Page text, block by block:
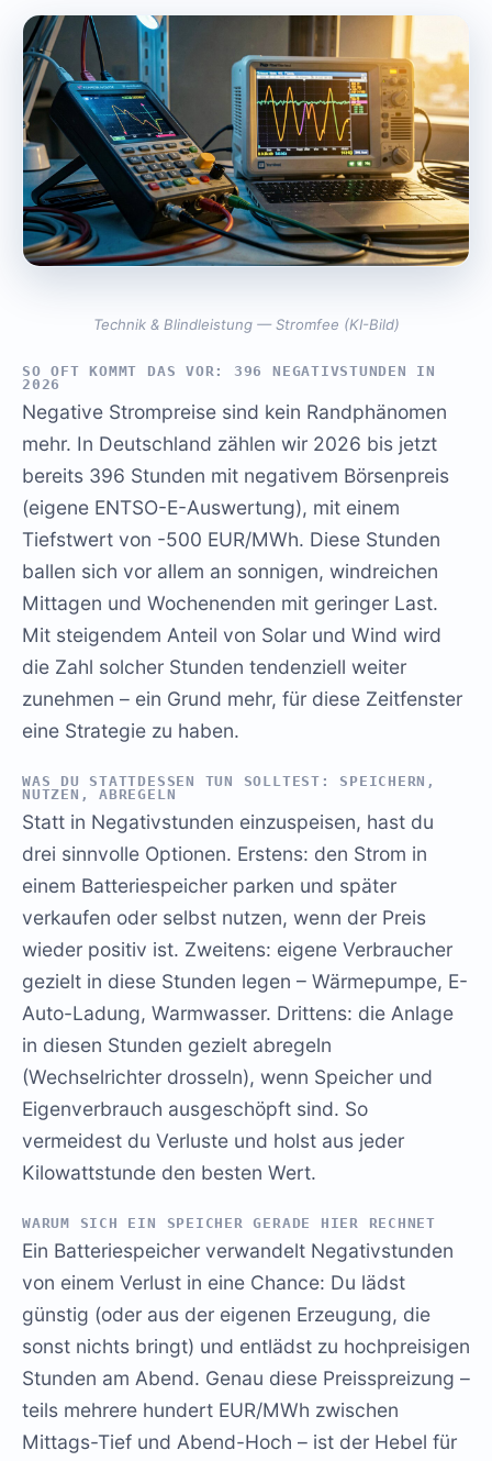
Technik & Blindleistung — Stromfee (KI-Bild)
SO OFT KOMMT DAS VOR: 396 NEGATIVSTUNDEN IN
2026
Negative Strompreise sind kein Randphänomen
mehr. In Deutschland zählen wir 2026 bis jetzt
bereits 396 Stunden mit negativem Börsenpreis
(eigene ENTSO-E-Auswertung), mit einem
Tiefstwert von -500 EUR/MWh. Diese Stunden
ballen sich vor allem an sonnigen, windreichen
Mittagen und Wochenenden mit geringer Last.
Mit steigendem Anteil von Solar und Wind wird
die Zahl solcher Stunden tendenziell weiter
zunehmen – ein Grund mehr, für diese Zeitfenster
eine Strategie zu haben.
WAS DU STATTDESSEN TUN SOLLTEST: SPEICHERN,
NUTZEN, ABREGELN
Statt in Negativstunden einzuspeisen, hast du
drei sinnvolle Optionen. Erstens: den Strom in
einem Batteriespeicher parken und später
verkaufen oder selbst nutzen, wenn der Preis
wieder positiv ist. Zweitens: eigene Verbraucher
gezielt in diese Stunden legen – Wärmepumpe, E-
Auto-Ladung, Warmwasser. Drittens: die Anlage
in diesen Stunden gezielt abregeln
(Wechselrichter drosseln), wenn Speicher und
Eigenverbrauch ausgeschöpft sind. So
vermeidest du Verluste und holst aus jeder
Kilowattstunde den besten Wert.
WARUM SICH EIN SPEICHER GERADE HIER RECHNET
Ein Batteriespeicher verwandelt Negativstunden
von einem Verlust in eine Chance: Du lädst
günstig (oder aus der eigenen Erzeugung, die
sonst nichts bringt) und entlädst zu hochpreisigen
Stunden am Abend. Genau diese Preisspreizung –
teils mehrere hundert EUR/MWh zwischen
Mittags-Tief und Abend-Hoch – ist der Hebel für